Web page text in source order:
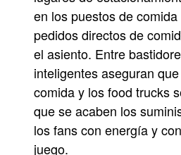
en los puestos de
pedidos directos de
el asiento. Entre
inteligentes aseguran
comida y los food trucks
que se acaben los
los fans con energía y
juego.